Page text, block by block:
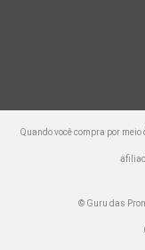
Quando você compra por
© Guru das